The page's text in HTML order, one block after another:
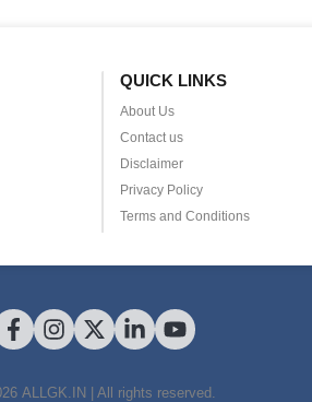
QUICK LINKS
About Us
Contact us
Disclaimer
Privacy Policy
Terms and Conditions
ALLGK.IN | All rights reserved.